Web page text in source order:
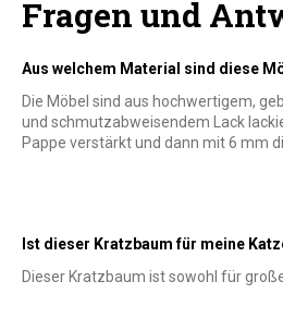
Fragen und
Aus welchem Material sind diese
Die Möbel sind aus hochwertigem,
und schmutzabweisendem Lack
Pappe verstärkt und dann mit 6 mm
Ist dieser Kratzbaum für meine
Dieser Kratzbaum ist sowohl für